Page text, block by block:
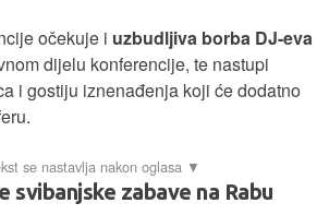
očekuje i uzbudljiva borba DJ-eva
dijelu konferencije, te nastupi
i gostiju iznenađenja koji će dodatno
svibanjske zabave na Rabu